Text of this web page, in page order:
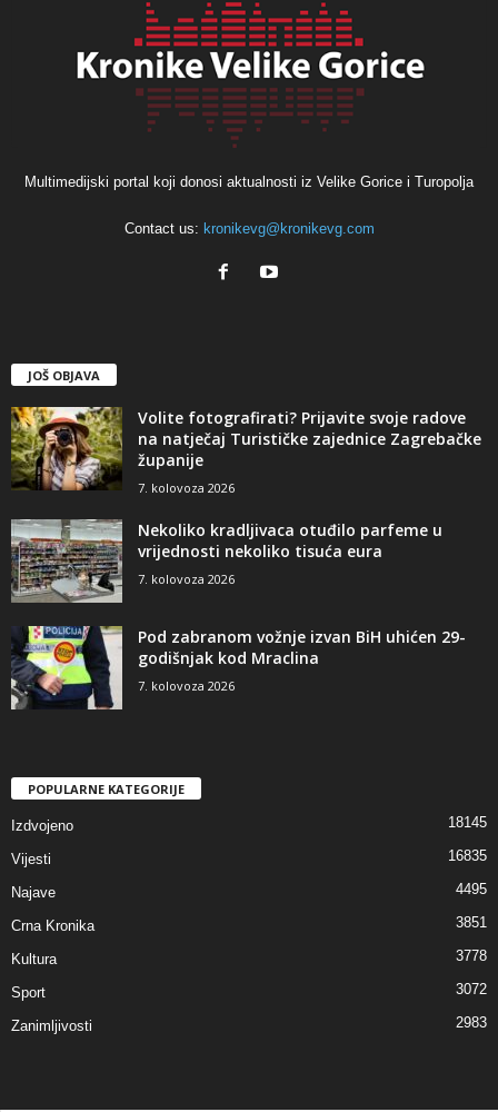
Multimedijski portal koji donosi aktualnosti iz Velike Gorice i Turopolja
Contact us: kronikevg@kronikevg.com
JOŠ OBJAVA
Volite fotografirati? Prijavite svoje radove
na natječaj Turističke zajednice Zagrebačke
županije
7. kolovoza 2026
Nekoliko kradljivaca otuđilo parfeme u
vrijednosti nekoliko tisuća eura
7. kolovoza 2026
Pod zabranom vožnje izvan BiH uhićen 29-
godišnjak kod Mraclina
7. kolovoza 2026
POPULARNE KATEGORIJE
Izdvojeno 18145
Vijesti 16835
Najave 4495
Crna Kronika 3851
Kultura 3778
Sport 3072
Zanimljivosti 2983